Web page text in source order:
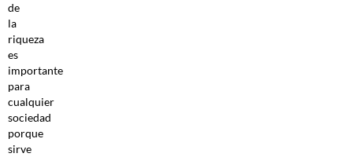
de
la
riqueza
es
importante
para
cualquier
sociedad
porque
sirve